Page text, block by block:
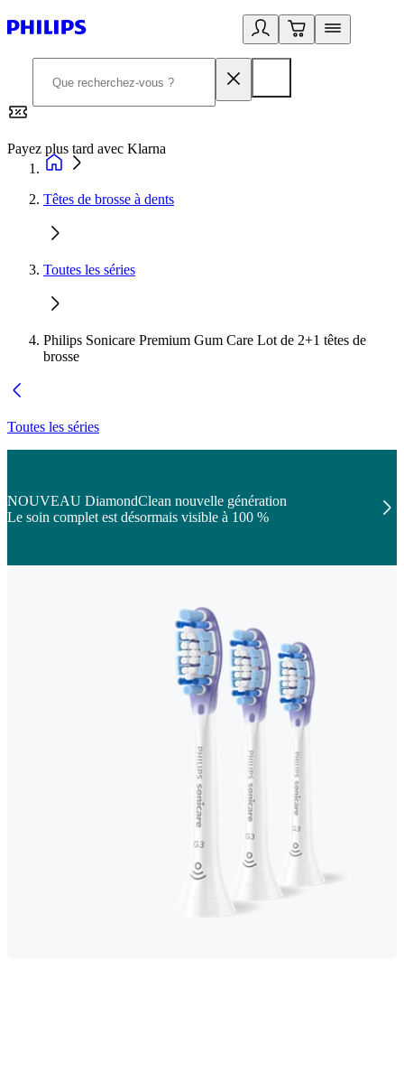
Payez plus tard avec Klarna
Têtes de brosse à dents
Toutes les séries
Philips Sonicare Premium Gum Care Lot de 2+1 têtes de
brosse
Toutes les séries
NOUVEAU DiamondClean nouvelle génération
Le soin complet est désormais visible à 100 %